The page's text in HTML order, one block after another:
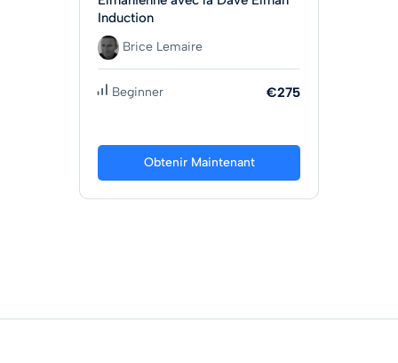
Induction
Brice Lemaire
Beginner €275
Obtenir Maintenant